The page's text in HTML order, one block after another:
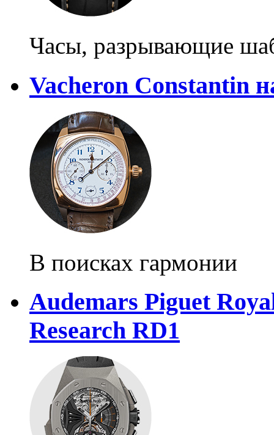
Часы, разрывающие
Vacheron Constantin
В поисках гармонии
Audemars Piguet
Research RD1